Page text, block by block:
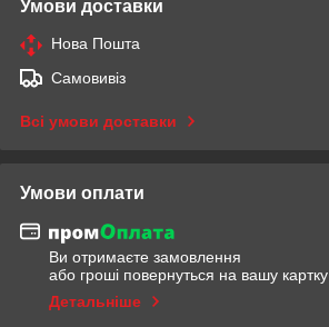
Умови доставки
Нова Пошта
Самовивіз
Всі умови доставки
Умови оплати
Ви отримаєте замовлення
або гроші повернуться на вашу картку
Детальніше